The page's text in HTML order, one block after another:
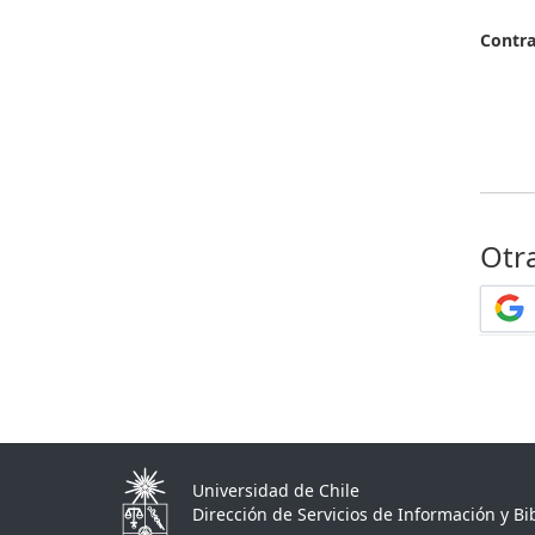
Universidad de Chile
Dirección de Servicios de Información y